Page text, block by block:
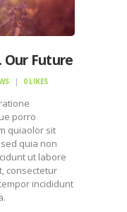
Our Future
0 LIKES
porro
quiaolor sit
quia non
ut labore
consectetur
incididunt